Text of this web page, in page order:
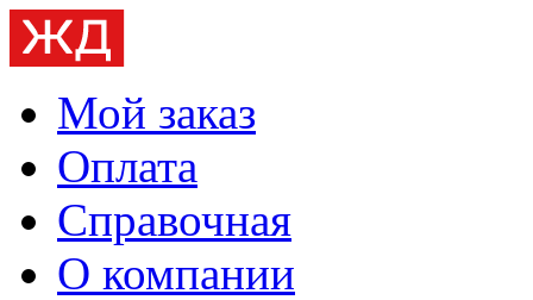
Мой заказ
Оплата
Справочная
О компании